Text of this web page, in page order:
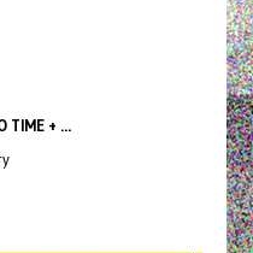
TIME + ...